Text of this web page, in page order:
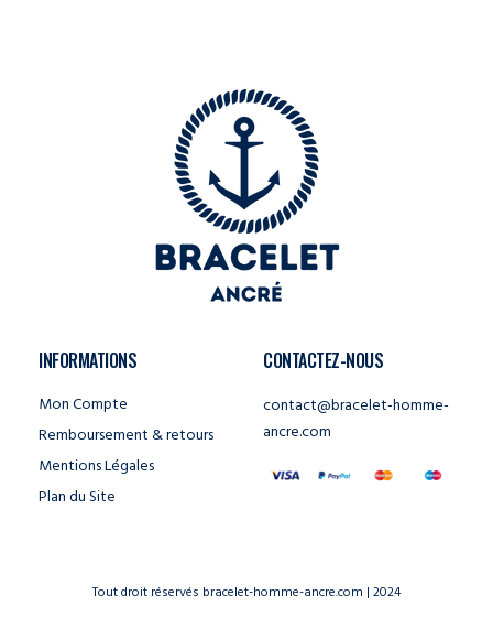
INFORMATIONS
Mon Compte
Remboursement & retours
Mentions Légales
Plan du Site
CONTACTEZ-NOUS
contact@bracelet-homme-
ancre.com
Tout droit réservés bracelet-homme-ancre.com | 2024